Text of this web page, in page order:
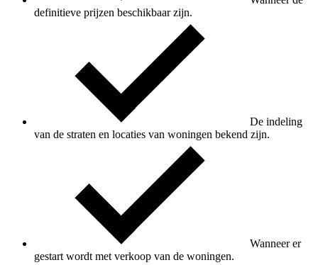
definitieve prijzen beschikbaar zijn.
De indeling
van de straten en locaties van woningen bekend zijn.
Wanneer er
gestart wordt met verkoop van de woningen.